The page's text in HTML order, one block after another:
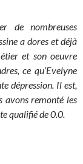
de nombreuses
a dores et déjà
et son oeuvre
ce qu’Evelyne
dépression. Il est,
avons remonté les
qualifié de 0.0.